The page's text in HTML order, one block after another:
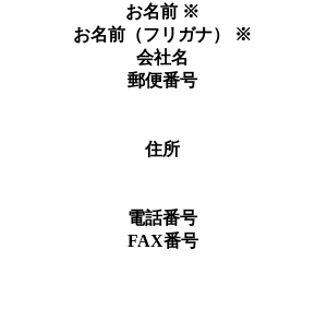
お名前 ※
お名前（フリガナ）
※
会社名
郵便番号
住所
電話番号
FAX番号